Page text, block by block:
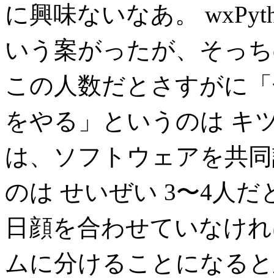
に興味ないなあ。
いう案がったが、そっ
この人数だとさすがに
をやる」というのは キ
は、ソフトウェアを共
のは せいぜい 3〜4人だ
日顔を合わせていなけ
ムに分けることになる